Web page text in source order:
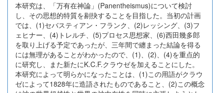
本研究は、「万有在神論」(Panentheismus)について検討
し、その思想的特質を剔抉することを目指した。当初の計画
では、(1)セバスティアン・フランク、(2)レッシング、(3)フ
ェヒナー、(4)トレルチ、(5)プロセス思想家、(6)西田幾多郎
を取り上げる予定であったが、三年間で纏まった結論を得る
には無理があることがわかったので、(1)、(2)、(4)を重点的
に研究し、また新たにK.C.F.クラウゼを加えることにした。
本研究によって明らかになったことは、(1)この用語がクラウ
ゼによって1828年に造語されたものであること、(2)この概念